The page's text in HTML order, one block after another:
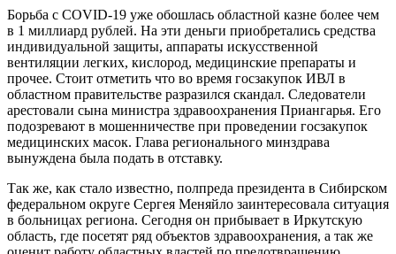
Борьба с COVID-19 уже обошлась областной казне более чем
в 1 миллиард рублей. На эти деньги приобретались средства
индивидуальной защиты, аппараты искусственной
вентиляции легких, кислород, медицинские препараты и
прочее. Стоит отметить что во время госзакупок ИВЛ в
областном правительстве разразился скандал. Следователи
арестовали сына министра здравоохранения Приангарья. Его
подозревают в мошенничестве при проведении госзакупок
медицинских масок. Глава регионального минздрава
вынуждена была подать в отставку.
Так же, как стало известно, полпреда президента в Сибирском
федеральном округе Сергея Меняйло заинтересовала ситуация
в больницах региона. Сегодня он прибывает в Иркутскую
область, где посетят ряд объектов здравоохранения, а так же